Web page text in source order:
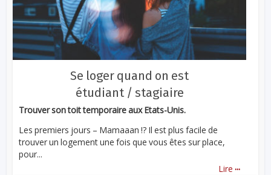
Se loger quand on est
étudiant / stagiaire
Trouver son toit temporaire aux Etats-Unis.
Les premiers jours – Mamaaan !? Il est plus facile de
trouver un logement une fois que vous êtes sur place,
pour...
Lire ...